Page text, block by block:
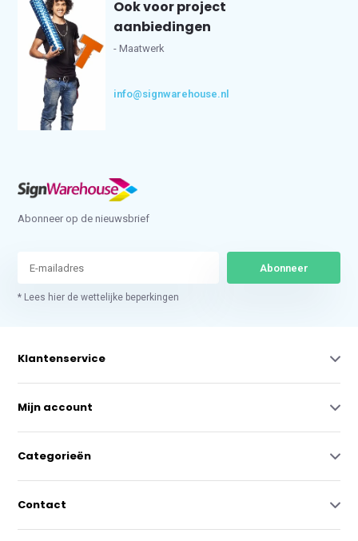
Ook voor project
aanbiedingen
- Maatwerk
info@signwarehouse.nl
Abonneer op de nieuwsbrief
Abonneer
* Lees hier de wettelijke beperkingen
Klantenservice
Mijn account
Categorieën
Contact